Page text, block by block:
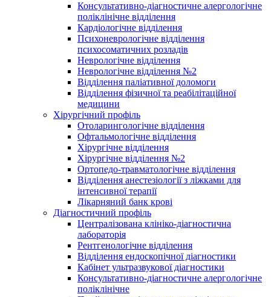
Консультативно-діагностичне алергологічне
поліклінічне відділення
Кардіологічне відділення
Психоневрологічне відділення
психосоматичних розладів
Неврологічне відділення
Неврологічне відділення №2
Відділення паліативної доломоги
Відділення фізичної та реабілітаційної
медицини
Хірургічний профіль
Отоларингологічне відділення
Офтальмологічне відділення
Хірургічне відділення
Хірургічне відділення №2
Ортопедо-травматологічне відділення
Відділення анестезіології з ліжками для
інтенсивної терапії
Лікарняний банк крові
Діагностичний профіль
Централізована клініко-діагностична
лабораторія
Рентгенологічне відділення
Відділення ендоскопічної діагностики
Кабінет ультразвукової діагностики
Консультативно-діагностичне алергологічне
поліклінічне